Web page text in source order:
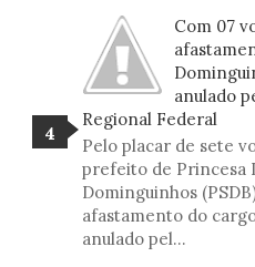
Com 07
anulado
Regional Federal
Pelo placar de sete
prefeito de Princesa
Dominguinhos
afastamento do
anulado pel...